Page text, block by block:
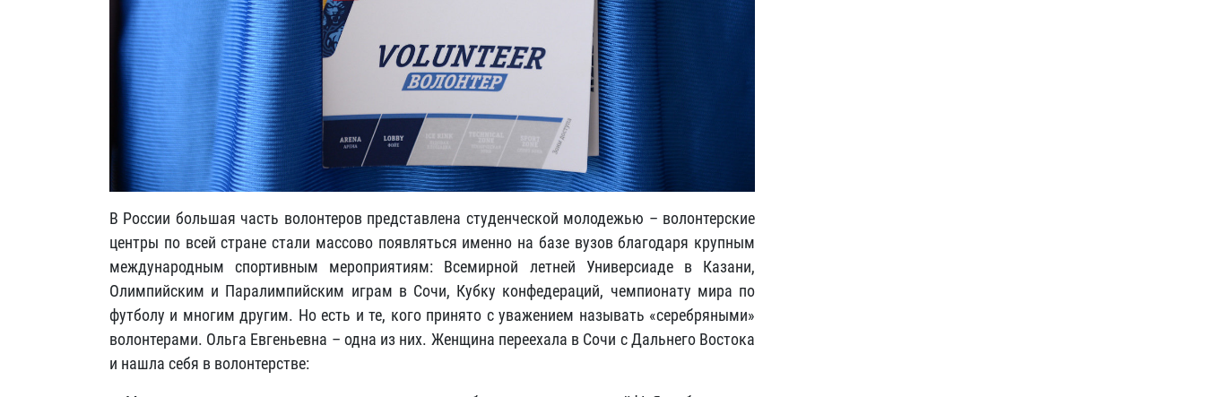
В России большая часть волонтеров представлена студенческой молодежью – волонтерские
центры по всей стране стали массово появляться именно на базе вузов благодаря крупным
международным спортивным мероприятиям: Всемирной летней Универсиаде в Казани,
Олимпийским и Паралимпийским играм в Сочи, Кубку конфедераций, чемпионату мира по
футболу и многим другим. Но есть и те, кого принято с уважением называть «серебряными»
волонтерами. Ольга Евгеньевна – одна из них. Женщина переехала в Сочи с Дальнего Востока
и нашла себя в волонтерстве: